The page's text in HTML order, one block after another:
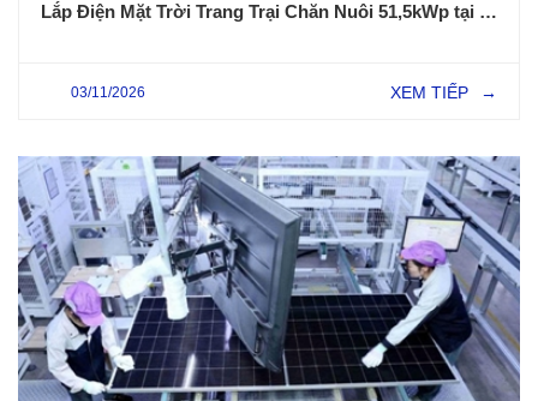
Lắp Điện Mặt Trời Trang Trại Chăn Nuôi 51,5kWp tại Kim Thành HP – Giải Pháp Tiết Kiệm Điện Hiệu Quả Cho Nông Nghiệp
03/11/2026 XEM TIẾP →